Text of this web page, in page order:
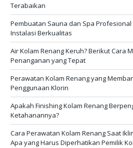
Terabaikan
Pembuatan Sauna dan Spa
Instalasi Berkualitas
Air Kolam Renang Keruh? Berikut Cara
Penanganan yang Tepat
Perawatan Kolam Renang yang
Penggunaan Klorin
Apakah Finishing Kolam Renang
Ketahanannya?
Cara Perawatan Kolam Renang Saat
Apa yang Harus Diperhatikan Pemilik